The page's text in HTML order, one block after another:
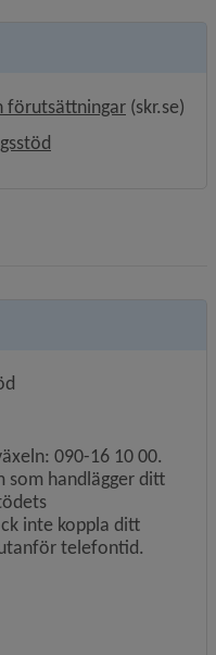
förutsättningarLänk till
(skr.se)
090-16 10 00.
som handlägger ditt
inte koppla ditt
telefontid.